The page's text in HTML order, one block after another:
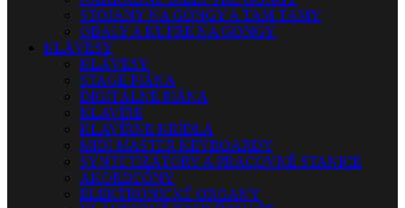
STOJANY NA GONGY A TAM-TAMY
OBALY A KUFRE NA GONGY
KLÁVESY
KLÁVESY
STAGE PIÁNA
DIGITÁLNE PIÁNA
KLAVÍRE
KLAVÍRNE KRÍDLA
MIDI MASTER KEYBOARDY
SYNTETIZÁTORY A PRACOVNÉ STANICE
AKORDEÓNY
ELEKTRONICKÉ ORGANY